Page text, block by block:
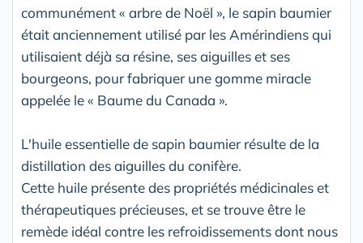
communément « arbre de Noël », le sapin baumier
était anciennement utilisé par les Amérindiens qui
utilisaient déjà sa résine, ses aiguilles et ses
bourgeons, pour fabriquer une gomme miracle
appelée le « Baume du Canada ».
L'huile essentielle de sapin baumier résulte de la
distillation des aiguilles du conifère.
Cette huile présente des propriétés médicinales et
thérapeutiques précieuses, et se trouve être le
remède idéal contre les refroidissements dont nous